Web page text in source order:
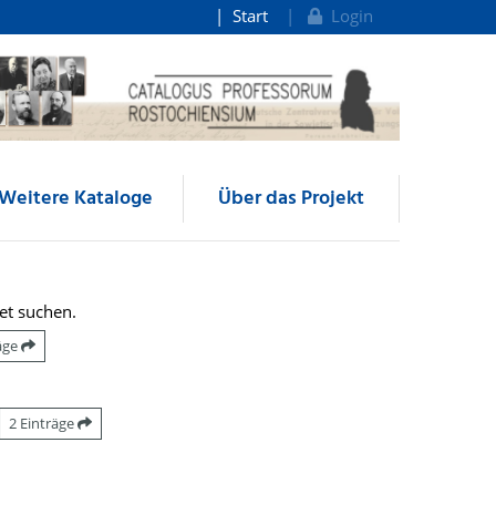
Start Login
Kataloge Über das Projekt
suchen.
2 Einträge